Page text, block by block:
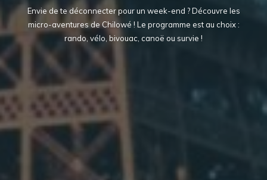
Envie de te déconnecter pour un week-end ? Découvre les
micro-aventures de Chilowé ! Le programme est au choix :
rando, vélo, bivouac, canoë ou survie !